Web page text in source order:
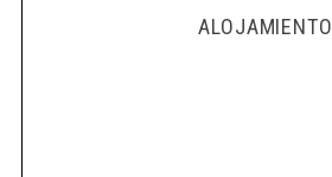
ALOJAMIENTO